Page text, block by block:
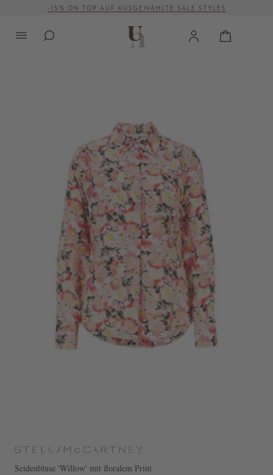
springen-15% ON TOP AUF AUSGEWÄHLTE SALE STYLES
Seidenbluse 'Willow' mit floralem Print